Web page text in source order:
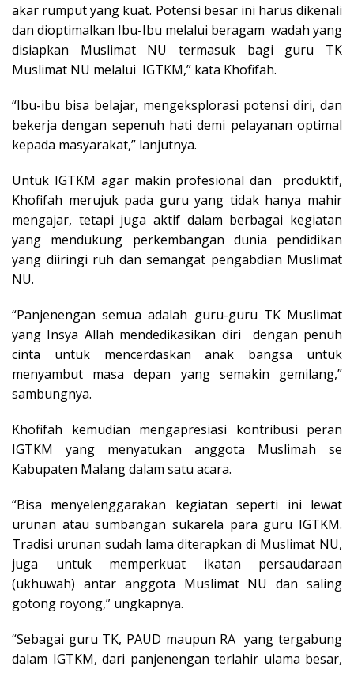
akar rumput yang kuat. Potensi besar ini harus dikenali
dan dioptimalkan Ibu-Ibu melalui beragam wadah yang
disiapkan Muslimat NU termasuk bagi guru TK
Muslimat NU melalui IGTKM,” kata Khofifah.
“Ibu-ibu bisa belajar, mengeksplorasi potensi diri, dan
bekerja dengan sepenuh hati demi pelayanan optimal
kepada masyarakat,” lanjutnya.
Untuk IGTKM agar makin profesional dan produktif,
Khofifah merujuk pada guru yang tidak hanya mahir
mengajar, tetapi juga aktif dalam berbagai kegiatan
yang mendukung perkembangan dunia pendidikan
yang diiringi ruh dan semangat pengabdian Muslimat
NU.
“Panjenengan semua adalah guru-guru TK Muslimat
yang Insya Allah mendedikasikan diri dengan penuh
cinta untuk mencerdaskan anak bangsa untuk
menyambut masa depan yang semakin gemilang,”
sambungnya.
Khofifah kemudian mengapresiasi kontribusi peran
IGTKM yang menyatukan anggota Muslimah se
Kabupaten Malang dalam satu acara.
“Bisa menyelenggarakan kegiatan seperti ini lewat
urunan atau sumbangan sukarela para guru IGTKM.
Tradisi urunan sudah lama diterapkan di Muslimat NU,
juga untuk memperkuat ikatan persaudaraan
(ukhuwah) antar anggota Muslimat NU dan saling
gotong royong,” ungkapnya.
“Sebagai guru TK, PAUD maupun RA yang tergabung
dalam IGTKM, dari panjenengan terlahir ulama besar,